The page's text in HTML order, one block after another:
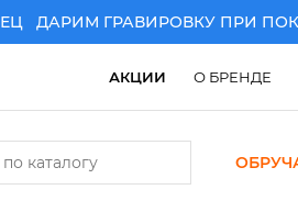
ДАРИМ ГРАВИРОВКУ ПРИ
АКЦИИ О БРЕНДЕ